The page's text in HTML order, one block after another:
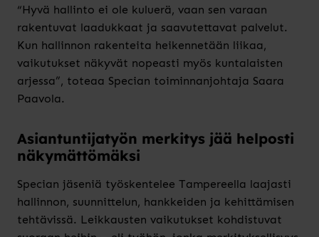
“Hyvä hallinto ei ole kuluerä, vaan sen varaan
rakentuvat laadukkaat ja saavutettavat palvelut.
Kun hallinnon rakenteita heikennetään liikaa,
vaikutukset näkyvät nopeasti myös kuntalaisten
arjessa”, toteaa Specian toiminnanjohtaja Saara
Paavola.
Asiantuntijatyön merkitys jää helposti
näkymättömäksi
Specian jäseniä työskentelee Tampereella laajasti
hallinnon, suunnittelun, hankkeiden ja kehittämisen
tehtävissä. Leikkausten vaikutukset kohdistuvat